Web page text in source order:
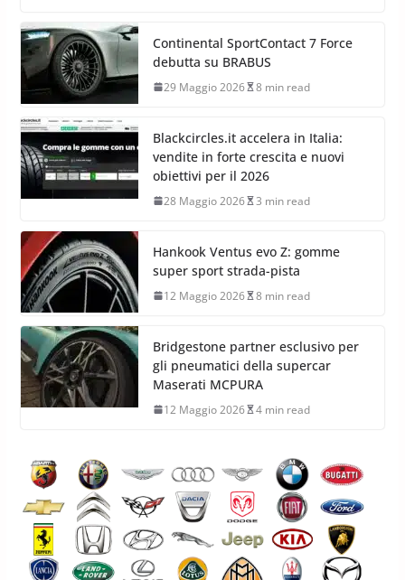
Continental SportContact 7 Force
debutta su BRABUS
29 Maggio 2026 8 min read
Blackcircles.it accelera in Italia:
vendite in forte crescita e nuovi
obiettivi per il 2026
28 Maggio 2026 3 min read
Hankook Ventus evo Z: gomme
super sport strada-pista
12 Maggio 2026 8 min read
Bridgestone partner esclusivo per
gli pneumatici della supercar
Maserati MCPURA
12 Maggio 2026 4 min read